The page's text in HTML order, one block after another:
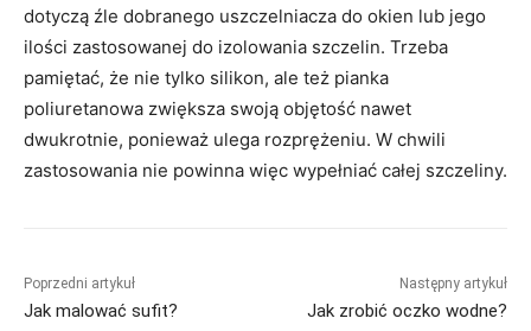
dotyczą źle dobranego uszczelniacza do okien lub jego
ilości zastosowanej do izolowania szczelin. Trzeba
pamiętać, że nie tylko silikon, ale też pianka
poliuretanowa zwiększa swoją objętość nawet
dwukrotnie, ponieważ ulega rozprężeniu. W chwili
zastosowania nie powinna więc wypełniać całej szczeliny.
Poprzedni artykuł
Jak malować sufit?
Następny artykuł
Jak zrobić oczko wodne?